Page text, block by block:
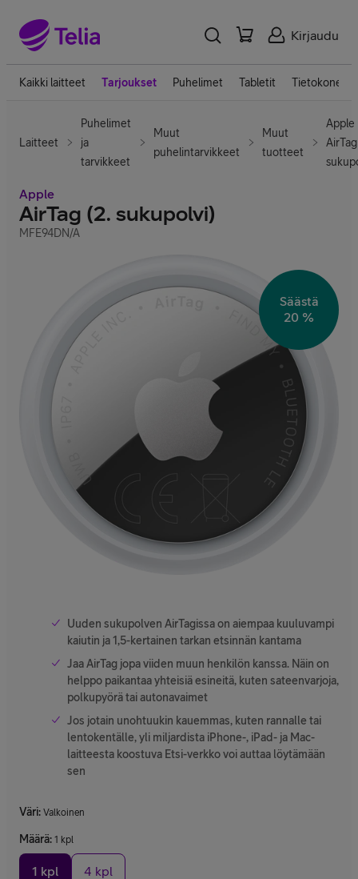
Kirjaudu
Kaikki laitteet Tarjoukset Puhelimet Tabletit Tietokoneet
Laitteet
Puhelimet
ja
tarvikkeet
Muut
puhelintarvikkeet
Muut
tuotteet
Apple
Säästä
20 %
Apple
AirTag (2. sukupolvi)
MFE94DN/A
Uuden sukupolven AirTagissa on aiempaa kuuluvampi
kaiutin ja 1,5-kertainen tarkan etsinnän kantama
Jaa AirTag jopa viiden muun henkilön kanssa. Näin on
helppo paikantaa yhteisiä esineitä, kuten sateen­varjoja,
polku­pyörä tai autonavaimet
Jos jotain unohtuukin kauemmas, kuten rannalle tai
lentokentälle, yli miljardista iPhone-, iPad- ja Mac-
laitteesta koostuva Etsi-verkko voi auttaa löytämään
sen
Väri: Valkoinen
Määrä: 1 kpl
1 kpl 4 kpl